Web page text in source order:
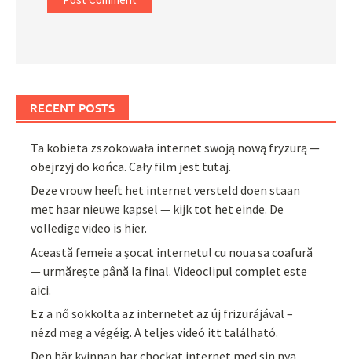
RECENT POSTS
Ta kobieta zszokowała internet swoją nową fryzurą —
obejrzyj do końca. Cały film jest tutaj.
Deze vrouw heeft het internet versteld doen staan
met haar nieuwe kapsel — kijk tot het einde. De
volledige video is hier.
Această femeie a șocat internetul cu noua sa coafură
— urmărește până la final. Videoclipul complet este
aici.
Ez a nő sokkolta az internetet az új frizurájával –
nézd meg a végéig. A teljes videó itt található.